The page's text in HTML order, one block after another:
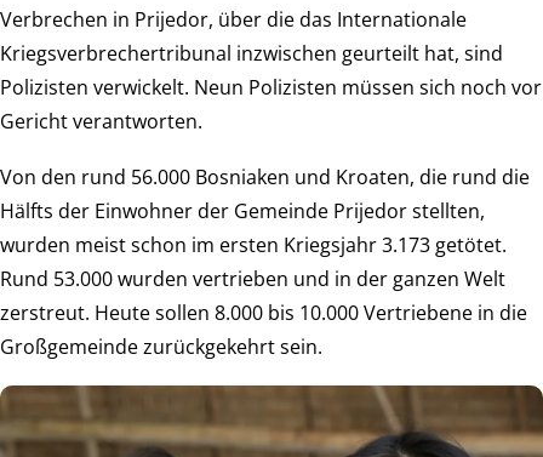
Verbrechen in Prijedor, über die das Internationale
Kriegsverbrechertribunal inzwischen geurteilt hat, sind
Polizisten verwickelt. Neun Polizisten müssen sich noch vor
Gericht verantworten.
Von den rund 56.000 Bosniaken und Kroaten, die rund die
Hälfts der Einwohner der Gemeinde Prijedor stellten,
wurden meist schon im ersten Kriegsjahr 3.173 getötet.
Rund 53.000 wurden vertrieben und in der ganzen Welt
zerstreut. Heute sollen 8.000 bis 10.000 Vertriebene in die
Großgemeinde zurückgekehrt sein.